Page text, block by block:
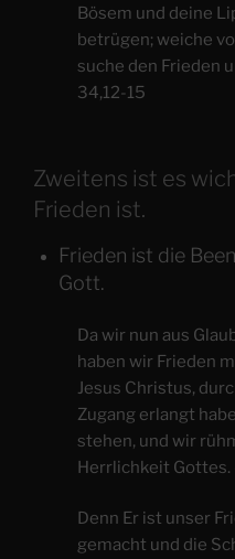
Bösem und deine
betrügen; weiche
suche den Frieden
34,12-15
Zweitens ist es
Frieden ist.
Frieden ist die
Gott.
Da wir nun aus
haben wir Frieden
Jesus Christus,
Zugang erlangt
stehen, und wir
Herrlichkeit Gottes.
Denn Er ist unser
gemacht und die